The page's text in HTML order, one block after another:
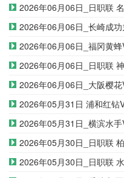
2026年06月06日_日职联 名古屋
2026年06月06日_长崎成功丸VS
2026年06月06日_福冈黄蜂VS千
2026年06月06日_日职联 神户胜
2026年06月06日_大阪樱花
2026年05月31日 浦和红钻VS
2026年05月31日_横滨水手VS清
2026年05月30日_日职联 柏太阳
2026年05月30日_日职联 水户蜀